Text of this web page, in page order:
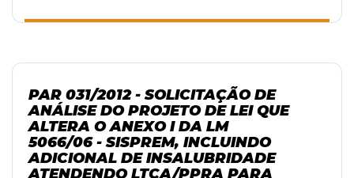
PAR 031/2012 - SOLICITAÇÃO DE
ANÁLISE DO PROJETO DE LEI QUE
ALTERA O ANEXO I DA LM
5066/06 - SISPREM, INCLUINDO
ADICIONAL DE INSALUBRIDADE
ATENDENDO LTCA/PPRA PARA